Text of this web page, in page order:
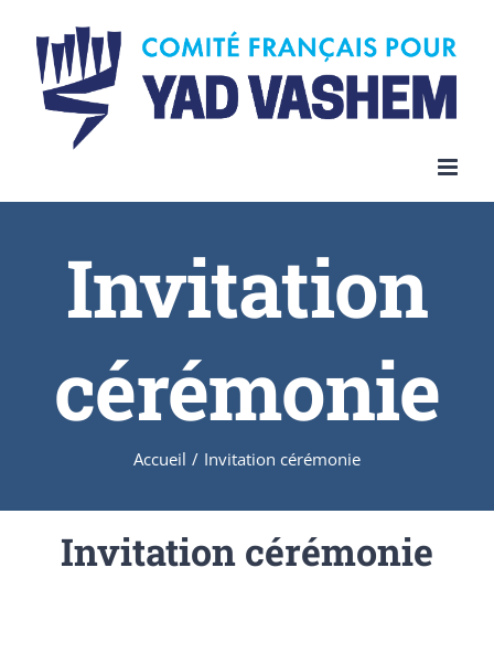
Invitation
cérémonie
Accueil / Invitation cérémonie
Invitation cérémonie